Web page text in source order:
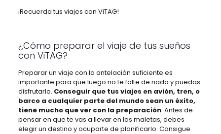
¡Recuerda tus viajes con ViTAG!
¿Cómo preparar el viaje de tus sueños
con ViTAG?
Preparar un viaje con la antelación suficiente es
importante para que luego no te falte de nada y puedas
disfrutarlo. Conseguir que tus viajes en avión, tren, o
barco a cualquier parte del mundo sean un éxito,
tiene mucho que ver con la preparación. Antes de
pensar en que te vas a llevar en las maletas, debes
elegir un destino y ocuparte de planificarlo. Consigue